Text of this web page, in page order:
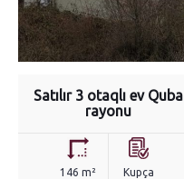
Satılır 3 otaqlı ev Quba
rayonu
146 m² Kupça